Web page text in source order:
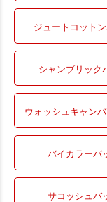
ジュートコット
シャンブリック
ウォッシュキャン
バイカラーバ
サコッシュバ